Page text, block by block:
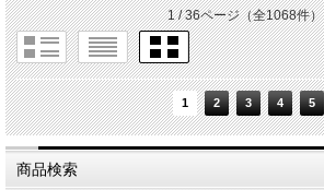
1 / 36ページ（全1068件）
1 2 3 4 5
商品検索